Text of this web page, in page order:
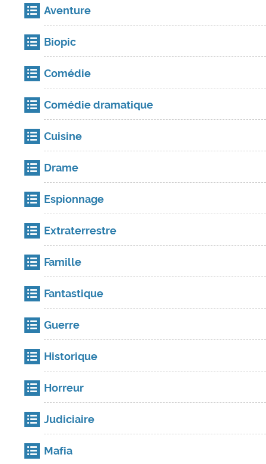
Aventure
Biopic
Comédie
Comédie dramatique
Cuisine
Drame
Espionnage
Extraterrestre
Famille
Fantastique
Guerre
Historique
Horreur
Judiciaire
Mafia